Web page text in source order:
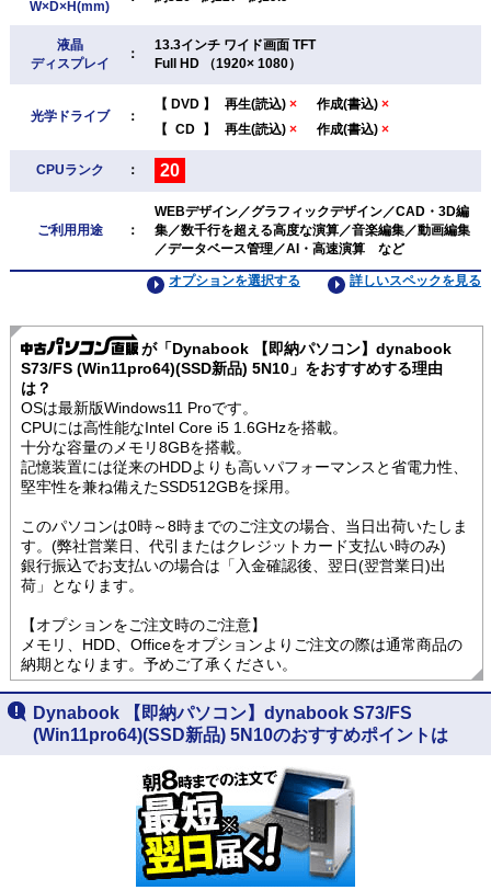
W×D×H(mm)
液晶
ディスプレイ
：
13.3インチ ワイド画面 TFT
Full HD （1920× 1080）
光学ドライブ ：
【 DVD 】 再生(読込) × 作成(書込) ×
【 CD 】 再生(読込) × 作成(書込) ×
CPUランク ： 20
ご利用用途 ：
WEBデザイン／グラフィックデザイン／CAD・3D編
集／数千行を超える高度な演算／音楽編集／動画編集
／データベース管理／AI・高速演算 など
詳しいスペックを見る
オプションを選択する
が「Dynabook 【即納パソコン】dynabook
S73/FS (Win11pro64)(SSD新品) 5N10」をおすすめする理由
は？
OSは最新版Windows11 Proです。
CPUには高性能なIntel Core i5 1.6GHzを搭載。
十分な容量のメモリ8GBを搭載。
記憶装置には従来のHDDよりも高いパフォーマンスと省電力性、
堅牢性を兼ね備えたSSD512GBを採用。
このパソコンは0時～8時までのご注文の場合、当日出荷いたしま
す。(弊社営業日、代引またはクレジットカード支払い時のみ)
銀行振込でお支払いの場合は「入金確認後、翌日(翌営業日)出
荷」となります。
【オプションをご注文時のご注意】
メモリ、HDD、Officeをオプションよりご注文の際は通常商品の
納期となります。予めご了承ください。
Dynabook 【即納パソコン】dynabook S73/FS
(Win11pro64)(SSD新品) 5N10のおすすめポイントは